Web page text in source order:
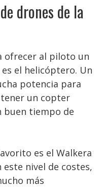
drones de la
ofrecer al piloto un
el helicóptero. Un
potencia para
un copter
buen tiempo de
es el Walkera
este nivel de costes,
más